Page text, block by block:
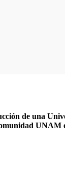
de una
UNAM